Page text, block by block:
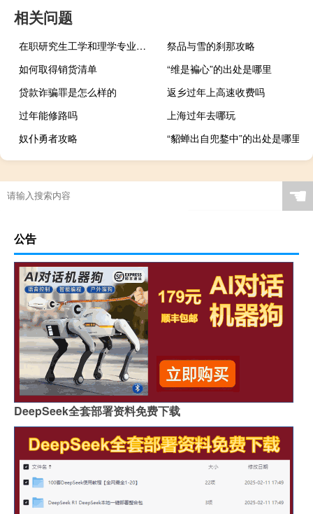
相关问题
在职研究生工学和理学专业有哪些不同之处
祭品与雪的刹那攻略
如何取得销货清单
“维是褊心”的出处是哪里
贷款诈骗罪是怎么样的
返乡过年上高速收费吗
过年能修路吗
上海过年去哪玩
奴仆勇者攻略
“貂蝉出自兜鍪中”的出处是哪里
☚
公告
DeepSeek全套部署资料免费下载